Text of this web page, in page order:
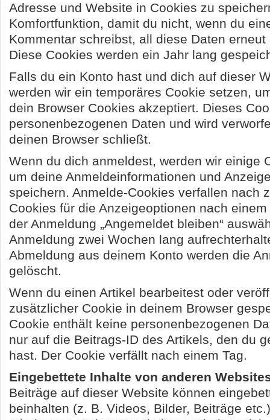
Adresse und Website in Cookies zu
Komfortfunktion, damit du nicht, wenn du
Kommentar schreibst, all diese Daten
Diese Cookies werden ein Jahr lang
Falls du ein Konto hast und dich auf dieser
werden wir ein temporäres Cookie setzen,
dein Browser Cookies akzeptiert. Dieses
personenbezogenen Daten und wird
deinen Browser schließt.
Wenn du dich anmeldest, werden wir einige
um deine Anmeldeinformationen und
speichern. Anmelde-Cookies verfallen nach
Cookies für die Anzeigeoptionen nach
der Anmeldung „Angemeldet bleiben“
Anmeldung zwei Wochen lang
Abmeldung aus deinem Konto werden die
gelöscht.
Wenn du einen Artikel bearbeitest oder
zusätzlicher Cookie in deinem Browser
Cookie enthält keine personenbezogenen
nur auf die Beitrags-ID des Artikels, den du
hast. Der Cookie verfällt nach einem Tag.
Eingebettete Inhalte von anderen
Beiträge auf dieser Website können
beinhalten (z. B. Videos, Bilder, Beiträge